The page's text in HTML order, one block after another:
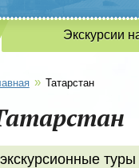
Экскурсии
» Татарстан
экскурсионные туры